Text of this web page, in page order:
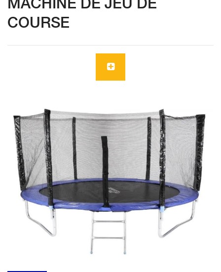
MACHINE DE JEU DE
COURSE